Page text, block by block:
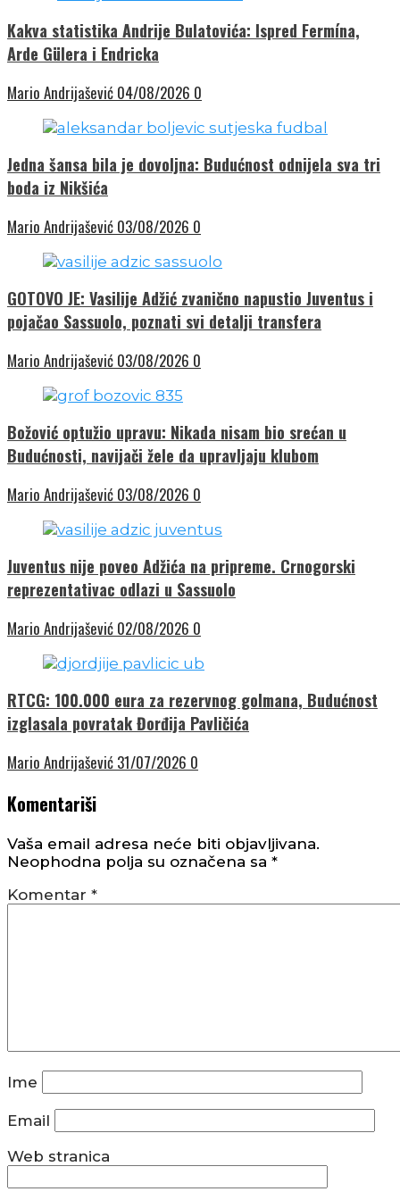
Kakva statistika Andrije Bulatovića: Ispred Fermína,
Arde Gülera i Endricka
Mario Andrijašević 04/08/2026 0
Jedna šansa bila je dovoljna: Budućnost odnijela sva tri
boda iz Nikšića
Mario Andrijašević 03/08/2026 0
GOTOVO JE: Vasilije Adžić zvanično napustio Juventus i
pojačao Sassuolo, poznati svi detalji transfera
Mario Andrijašević 03/08/2026 0
Božović optužio upravu: Nikada nisam bio srećan u
Budućnosti, navijači žele da upravljaju klubom
Mario Andrijašević 03/08/2026 0
Juventus nije poveo Adžića na pripreme. Crnogorski
reprezentativac odlazi u Sassuolo
Mario Andrijašević 02/08/2026 0
RTCG: 100.000 eura za rezervnog golmana, Budućnost
izglasala povratak Đorđija Pavličića
Mario Andrijašević 31/07/2026 0
Komentariši
Vaša email adresa neće biti objavljivana.
Neophodna polja su označena sa *
Komentar *
Ime
Email
Web stranica